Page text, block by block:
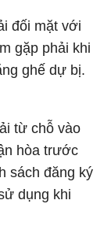
đối mặt với
gặp phải khi
ghế dự bị.
từ chỗ vào
hòa trước
sách đăng ký
dụng khi